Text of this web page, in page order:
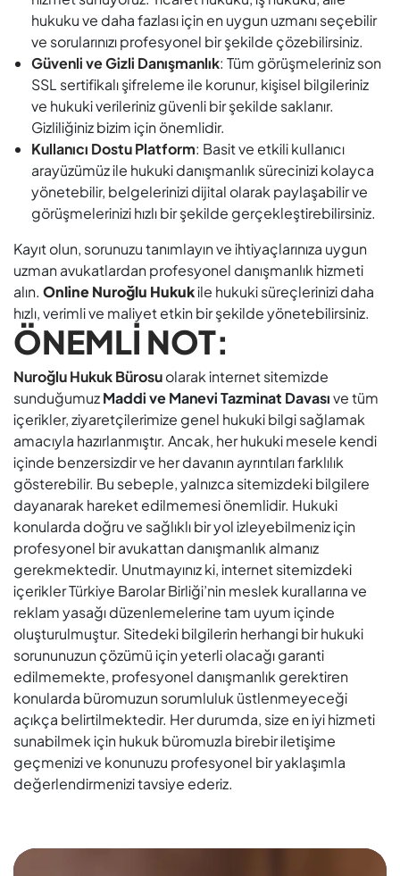
yönetebilir, belgelerinizi dijital olarak paylaşabilir ve
görüşmelerinizi hızlı bir şekilde gerçekleştirebilirsiniz.
Kayıt olun, sorunuzu tanımlayın ve ihtiyaçlarınıza uygun
uzman avukatlardan profesyonel danışmanlık hizmeti
alın.Online Nuroğlu Hukuk
ile hukuki süreçlerinizi daha
hızlı, verimli ve maliyet etkin bir şekilde yönetebilirsiniz.
ÖNEMLİ NOT:
Nuroğlu Hukuk Bürosu olarak internet sitemizde
sunduğumuz
Maddi ve Manevi Tazminat Davası
içerikler, ziyaretçilerimize genel hukuki bilgi sağlamak
amacıyla hazırlanmıştır. Ancak, her hukuki mesele kendi
içinde benzersizdir ve her davanın ayrıntıları farklılık
gösterebilir. Bu sebeple, yalnızca sitemizdeki bilgilere
dayanarak hareket edilmemesi önemlidir. Hukuki
konularda doğru ve sağlıklı bir yol izleyebilmeniz için
profesyonel bir avukattan danışmanlık almanız
gerekmektedir. Unutmayınız ki, internet sitemizdeki
içerikler Türkiye Barolar Birliği’nin meslek kurallarına ve
reklam yasağı düzenlemelerine tam uyum içinde
oluşturulmuştur. Sitedeki bilgilerin herhangi bir hukuki
sorununuzun çözümü için yeterli olacağı garanti
edilmemekte, profesyonel danışmanlık gerektiren
konularda büromuzun sorumluluk üstlenmeyeceği
açıkça belirtilmektedir. Her durumda, size en iyi hizmeti
sunabilmek için hukuk büromuzla birebir iletişime
geçmenizi ve konunuzu profesyonel bir yaklaşımla
değerlendirmenizi tavsiye ederiz.
Online
danışmanlık, her
yerden erişim
sağlayarak
kolaylaştırır.